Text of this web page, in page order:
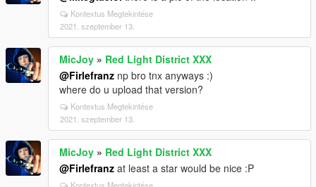
Kontextus Megtekintése
2021. szeptember 13.
MicJoy » Red Light District XXX
@Firlefranz np bro tnx anyways :)
where do u upload that version?
Kontextus Megtekintése
2021. szeptember 13.
MicJoy » Red Light District XXX
@Firlefranz at least a star would be nice :P